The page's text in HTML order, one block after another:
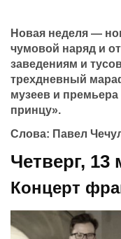
Новая неделя —
чумовой наряд и
заведениям и
трехдневный
музеев и
принцу».
Слова: Павел
Четверг, 13
Концерт